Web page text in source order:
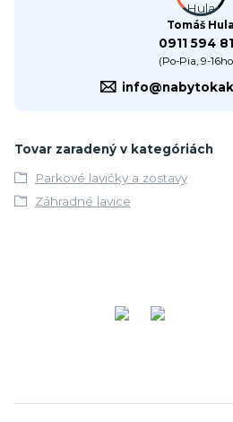
Tomáš Hula
0911 594
(Po-Pia, 9-
Tovar zaradený v kategóriách
Parkové lavičky a zostavy
Záhradné lavice